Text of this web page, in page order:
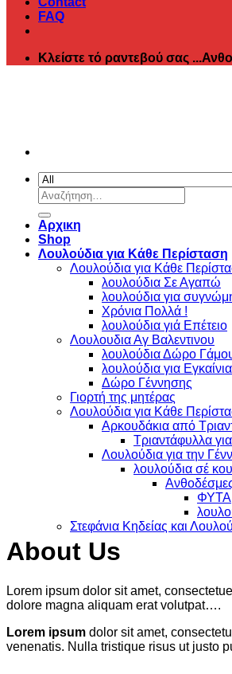
FAQ
Κλείστε τό ραντεβού σας
Αναζήτηση
για:
Αρχικη
Shop
Λουλούδια για Κάθε Περίσταση
Λουλούδια για Κάθε
λουλούδια Σε Αγαπώ
λουλούδια για
Χρόνια Πολλά !
λουλούδια γιά Επέτειο
Λουλουδια Αγ Βαλεντινου
λουλούδια Δώρο
λουλούδια για Εγκαίνια
Δώρο Γέννησης
Γιορτή της μητέρας
Λουλούδια για Κάθε
Αρκουδάκια από
Τριαντάφυλλα
Λουλούδια για την
λουλούδια σέ
ΦΥΤΑ
Στεφάνια Κηδείας και
About Us
Lorem ipsum dolor sit amet,
dolore magna aliquam erat volutpat….
Lorem ipsum dolor sit amet,
venenatis. Nulla tristique risus ut justo